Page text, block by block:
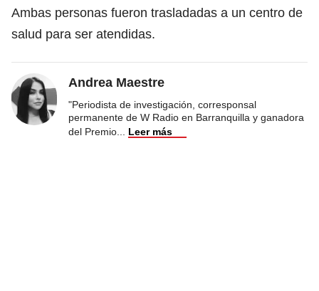
Ambas personas fueron trasladadas a un centro de
salud para ser atendidas.
Andrea Maestre
"Periodista de investigación, corresponsal
permanente de W Radio en Barranquilla y ganadora
del Premio
Leer más